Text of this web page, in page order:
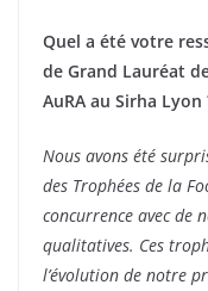
Quel a été votre
de Grand Lauréat
AuRA au Sirha Lyon
Nous avons été
des Trophées de la
concurrence avec de
qualitatives. Ces
l’évolution de notre